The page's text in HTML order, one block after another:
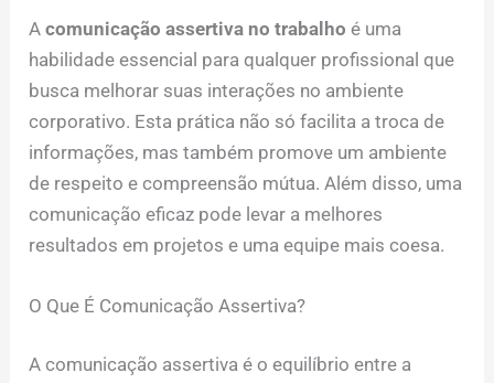
Acomunicação assertiva no trabalho é uma
habilidade essencial para qualquer profissional que
busca melhorar suas interações no ambiente
corporativo. Esta prática não só facilita a troca de
informações, mas também promove um ambiente
de respeito e compreensão mútua. Além disso, uma
comunicação eficaz pode levar a melhores
resultados em projetos e uma equipe mais coesa.
O Que É Comunicação Assertiva?
A comunicação assertiva é o equilíbrio entre a